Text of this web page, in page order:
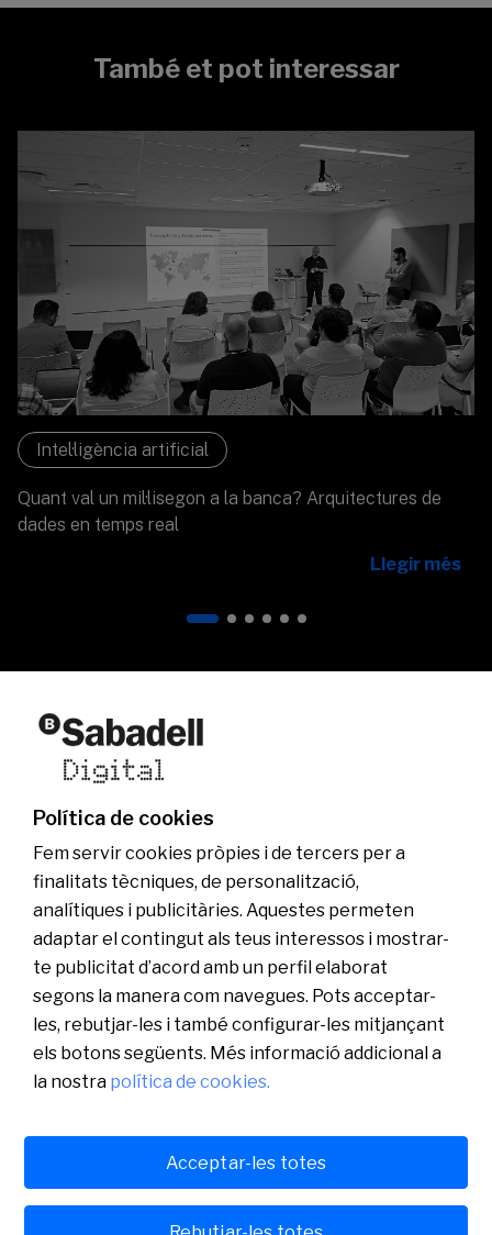
També et pot interessar
Intel·ligència artificial
Quant val un mil·lisegon a la banca? Arquitectures de
dades en temps real
Llegir més
Qui som
Actualitat
Ser Sabadell Digital
Uneix-te a l’equip
Política de cookiesPolítica de privacitat
Sabadell Digital, S.A.U., Plaça de Catalunya, 1, 08201 Sabadell
English
Español
Política de cookies
Fem servir cookies pròpies i de tercers per a
finalitats tècniques, de personalització,
analítiques i publicitàries. Aquestes permeten
adaptar el contingut als teus interessos i mostrar-
te publicitat d’acord amb un perfil elaborat
segons la manera com navegues. Pots acceptar-
les, rebutjar-les i també configurar-les mitjançant
els botons següents. Més informació addicional a
la nostra política de cookies.
Acceptar-les totes